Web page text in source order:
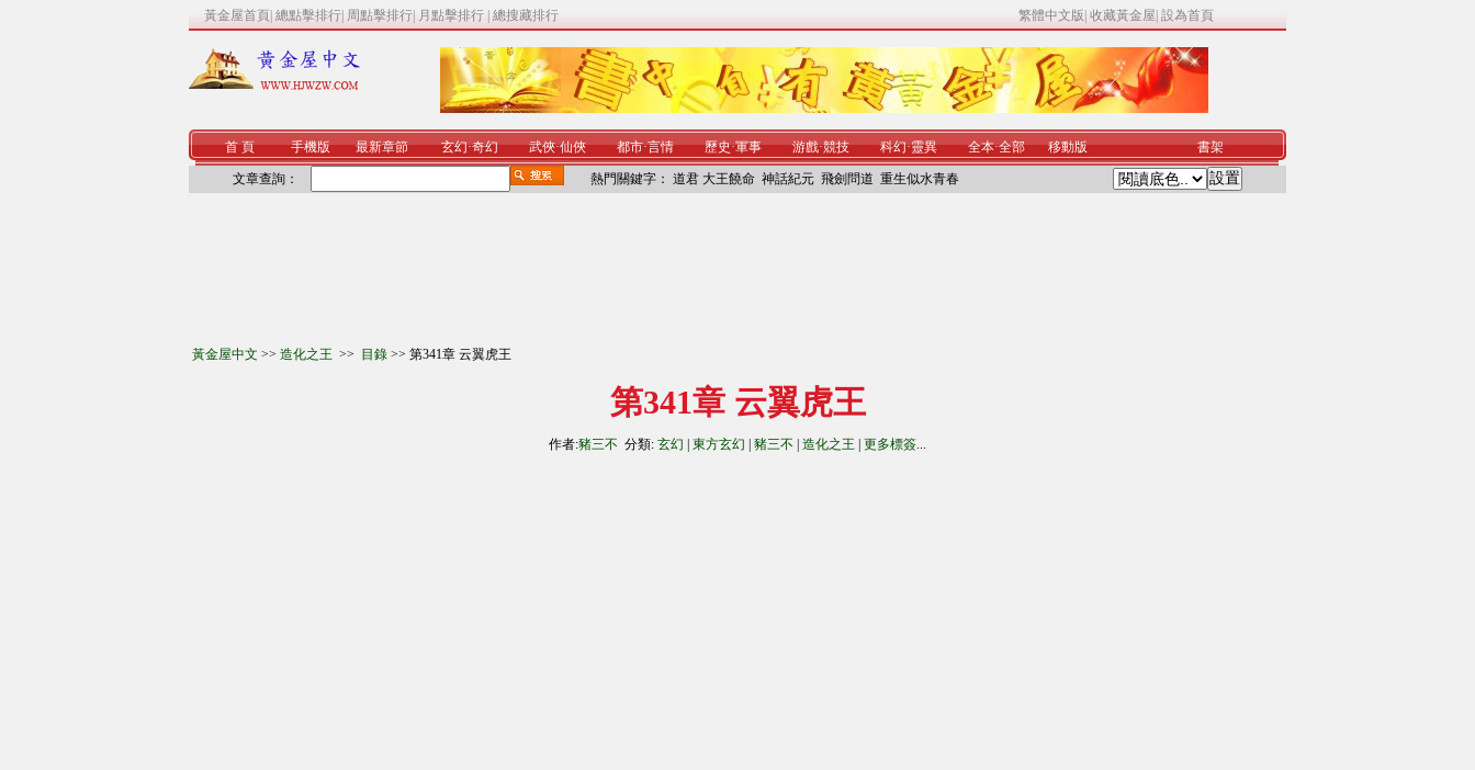
黃金屋首頁 總點擊排行 周點擊排行 月點擊排行 總搜藏排行 繁體中文版 收藏黃金屋 設為首頁
首 頁 手機版 最新章節 玄幻·奇幻 武俠·仙俠 都市·言情 歷史·軍事 游戲·競技 科幻·靈異 全本·全部 移動版 書架
文章查詢： 熱門關鍵字： 道君 大王饒命 神話紀元 飛劍問道 重生似水青春
黃金屋中文 >> 造化之王 >> 目錄 >> 第341章 云翼虎王
第341章 云翼虎王
作者:豬三不 分類: 玄幻 東方玄幻 豬三不 造化之王 更多標簽...